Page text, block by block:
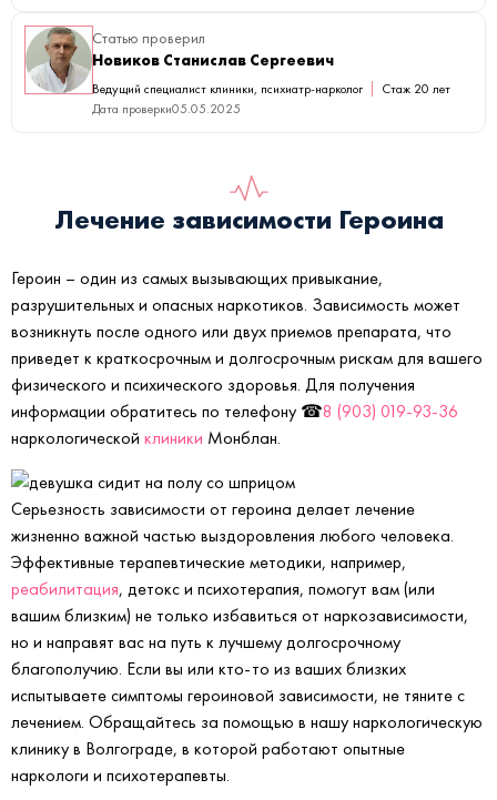
Статью проверил
Новиков Станислав Сергеевич
Ведущий специалист клиники, психиатр-нарколог
Стаж 20 лет
Дата проверки05.05.2025
Лечение зависимости Героина
Героин – один из самых вызывающих привыкание,
разрушительных и опасных наркотиков. Зависимость может
возникнуть после одного или двух приемов препарата, что
приведет к краткосрочным и долгосрочным рискам для вашего
физического и психического здоровья. Для получения
информации обратитесь по телефону ☎8 (903) 019-93-36
наркологической клиники Монблан.
Серьезность зависимости от героина делает лечение
жизненно важной частью выздоровления любого человека.
Эффективные терапевтические методики, например,
реабилитация, детокс и психотерапия, помогут вам (или
вашим близким) не только избавиться от наркозависимости,
но и направят вас на путь к лучшему долгосрочному
благополучию. Если вы или кто-то из ваших близких
испытываете симптомы героиновой зависимости, не тяните с
лечением. Обращайтесь за помощью в нашу наркологическую
клинику в Волгограде, в которой работают опытные
наркологи и психотерапевты.